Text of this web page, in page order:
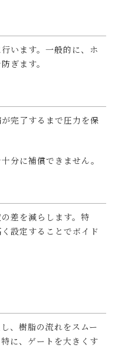
います。一般的に、ホ
ぎます。
完了するまで圧力を保
分に補償できません。
差を減らします。特
設定することでボイド
、樹脂の流れをスムー
に、ゲートを大きくす